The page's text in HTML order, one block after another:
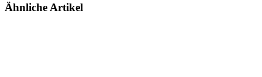
Ähnliche Artikel